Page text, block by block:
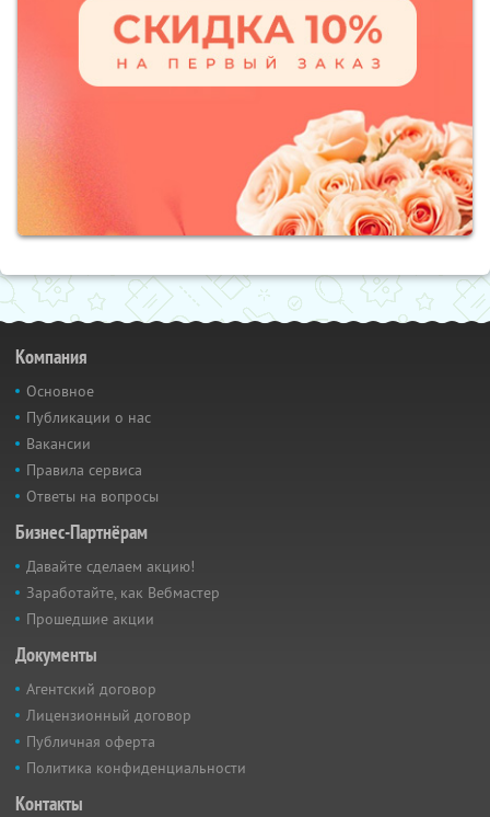
Компания
Основное
Публикации о нас
Вакансии
Правила сервиса
Ответы на вопросы
Бизнес-Партнёрам
Давайте сделаем акцию!
Заработайте, как Вебмастер
Прошедшие акции
Документы
Агентский договор
Лицензионный договор
Публичная оферта
Политика конфиденциальности
Контакты